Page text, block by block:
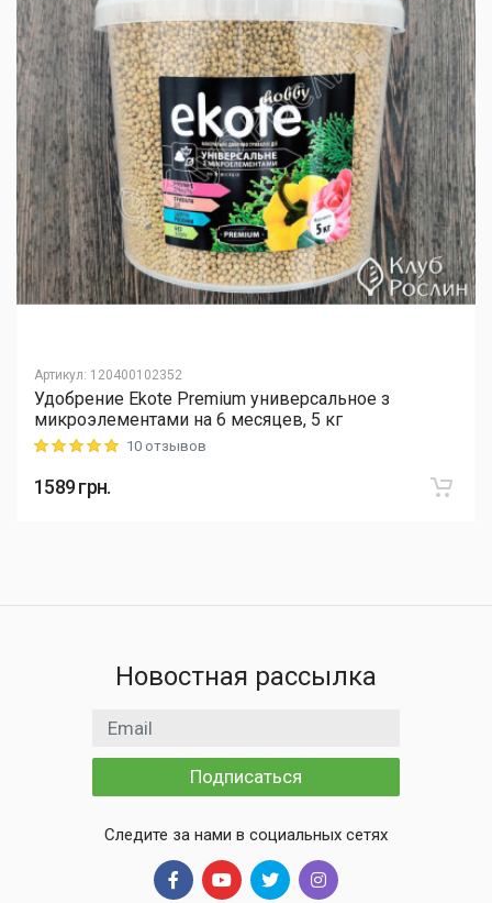
Артикул: 120400102352
Удобрение Ekote Premium универсальное з
микроэлементами на 6 месяцев, 5 кг
Rating: 5 out of 510 отзывов
1589грн.
Новостная рассылка
Email адрес
Подписаться
Следите за нами в социальных сетях